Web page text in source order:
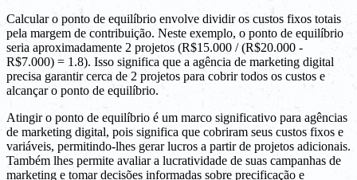
Calcular o ponto de equilíbrio envolve dividir os custos fixos totais
pela margem de contribuição. Neste exemplo, o ponto de equilíbrio
seria aproximadamente 2 projetos (R$15.000 / (R$20.000 -
R$7.000) = 1.8). Isso significa que a agência de marketing digital
precisa garantir cerca de 2 projetos para cobrir todos os custos e
alcançar o ponto de equilíbrio.
Atingir o ponto de equilíbrio é um marco significativo para agências
de marketing digital, pois significa que cobriram seus custos fixos e
variáveis, permitindo-lhes gerar lucros a partir de projetos adicionais.
Também lhes permite avaliar a lucratividade de suas campanhas de
marketing e tomar decisões informadas sobre precificação e